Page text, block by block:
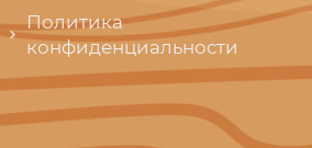
Политика
конфиденциальности